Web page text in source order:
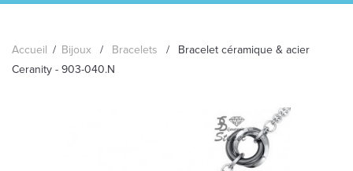
LES GEORGETTES
Accueil / Bijoux / Bracelets /
Bracelet céramique & acier
Ceranity - 903-040.N